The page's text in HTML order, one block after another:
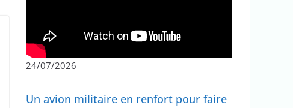
24/07/2026
Un avion militaire en renfort pour faire